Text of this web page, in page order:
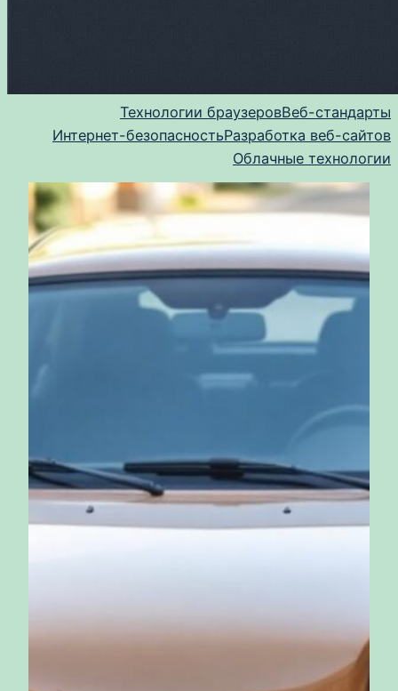
Технологии браузеровВеб-стандарты
Интернет-безопасностьРазработка веб-сайтов
Облачные технологии